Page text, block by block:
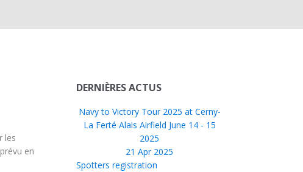
les
en
DERNIÈRES ACTUS
Navy to Victory Tour 2025 at Cerny-
La Ferté Alais Airfield June 14 - 15
2025
21 Apr 2025
Spotters registration